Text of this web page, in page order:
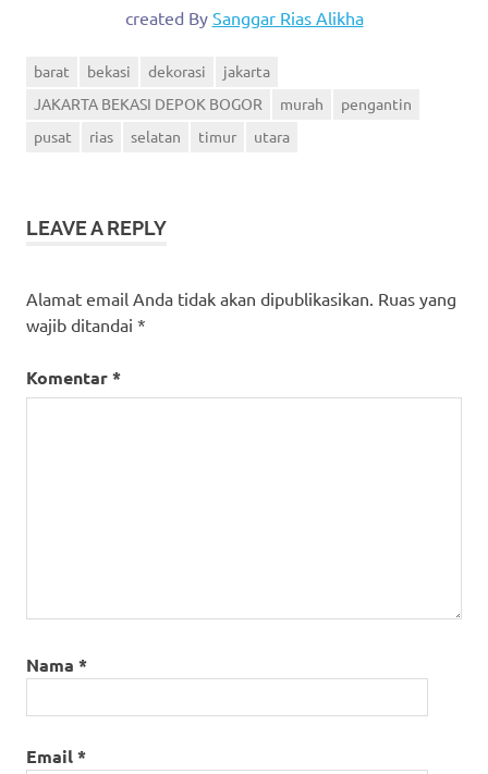
created By Sanggar Rias Alikha
barat bekasi dekorasi
jakarta
JAKARTA BEKASI DEPOK BOGOR
murah
pengantin
pusat
rias selatan timur utara
LEAVE A REPLY
Alamat email Anda tidak akan dipublikasikan. Ruas yang
wajib ditandai *
Komentar*
Nama *
Email*